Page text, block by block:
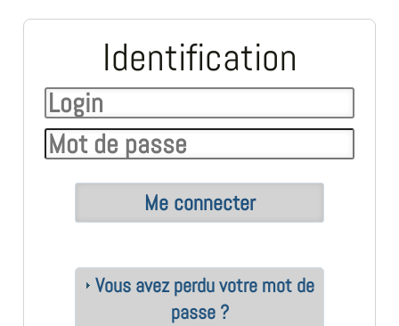
Identification
Vous avez perdu votre mot de
passe ?